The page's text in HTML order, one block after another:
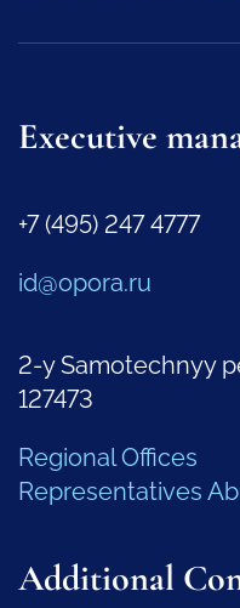
Executive
+7 (495) 247 4777
id@opora.ru
2-y Samotechnyy
127473
Regional Offices
Representatives
Additional